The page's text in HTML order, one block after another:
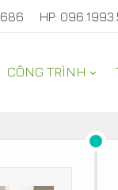
HP:
CÔNG TRÌNH